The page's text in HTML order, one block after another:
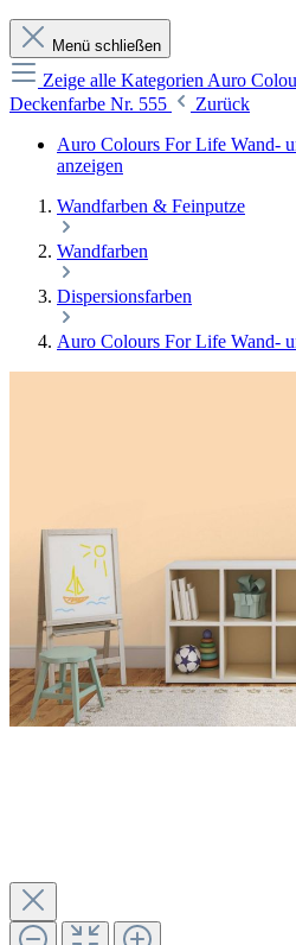
Menü schließen
Zeige alle Kategorien Auro
Deckenfarbe Nr. 555
Zurück
Auro Colours For Life Wand-
anzeigen
Wandfarben & Feinputze
Wandfarben
Dispersionsfarben
Auro Colours For Life Wand-